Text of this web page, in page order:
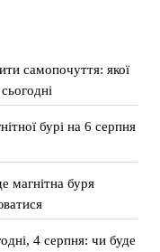
самопочуття: якої
бурі на 6 серпня
магнітна буря
4 серпня: чи буде